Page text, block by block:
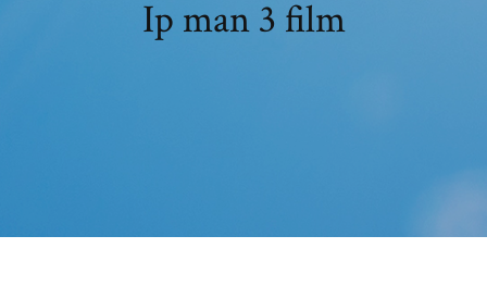
Ip man 3 film